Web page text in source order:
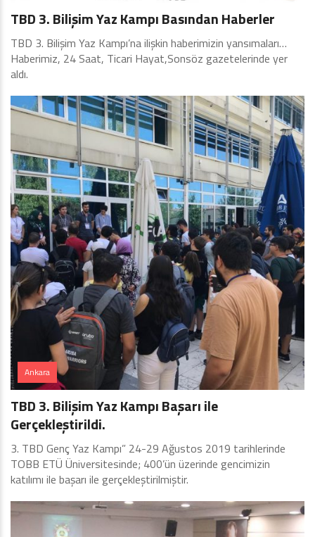
TBD 3. Bilişim Yaz Kampı Basından Haberler
TBD 3. Bilişim Yaz Kampı’na ilişkin haberimizin yansımaları…
Haberimiz, 24 Saat, Ticari Hayat,Sonsöz gazetelerinde yer
aldı.
Ankara
TBD 3. Bilişim Yaz Kampı Başarı ile
Gerçekleştirildi.
3. TBD Genç Yaz Kampı” 24-29 Ağustos 2019 tarihlerinde
TOBB ETÜ Üniversitesinde; 400’ün üzerinde gencimizin
katılımı ile başarı ile gerçekleştirilmiştir.